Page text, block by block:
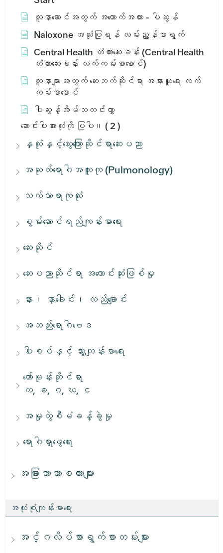
လူနာဆောင်အတွက် အထောက်အထား - ပါဆွန်
Naloxone အသုံးပြုရန် လမ်းညွှန်စာရွက်
Central Health တံတားဆေးခန်း (Central Health
တံတားဆေးခန်း လက်ကမ်းစာစောင်)
လူနာများအတွက် ဆေးဘက်ဆိုင်ရာ အနားယူရေး လက်
ကမ်းစာစောင်
ပါဆွန့်အိမ်သတင်းလွှာ
ဆောင်းပါးအားလုံးကို ပြပါ။ ( 2 )
နှလုံးနှင့်သွေးကြောဆိုင်ရာဆေးပညာ
အဆုတ်ရောဂါအထူးကု (Pulmonology)
သက်သာရာကုထုံး
စွမ်းဆောင်ရည်ကျန်းမာရေး
ဆေးဆိုင်
ဆေးပညာဆိုင်ရာ အကောင်းဆုံးဖြစ်မှု
နား၊ နှာခေါင်း၊ လည်ချောင်း
အသည်းရောဂါဗေဒ
ပါးစပ်နှင့် သွားကျန်းမာရေး
ဟော်မုန်းဆိုင်ရာ
က, ခ, ဂ, ဃ, င
အမှုတွဲစီမံခန့်ခွဲမှု
ရောဂါရှာဖွေရေး
အခြားဘာသာစကားများ
အလုံးစုံကျန်းမာရေး
အင်္ဂလိပ်စာရွက်စာတမ်းများ